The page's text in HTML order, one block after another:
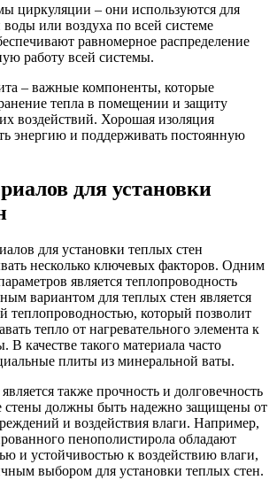
циркуляции – они используются для
воды или воздуха по всей системе
равномерное распределение
работу всей системы.
– важные компоненты, которые
тепла в помещении и защиту
воздействий. Хорошая изоляция
энергию и поддерживать постоянную
для установки
для установки теплых стен
несколько ключевых факторов. Одним
является теплопроводность
вариантом для теплых стен является
теплопроводностью, который позволит
тепло от нагревательного элемента к
В качестве такого материала часто
плиты из минеральной ваты.
также прочность и долговечность
стены должны быть надежно защищены от
и воздействия влаги. Например,
пенополистирола обладают
и устойчивостью к воздействию влаги,
выбором для установки теплых стен.